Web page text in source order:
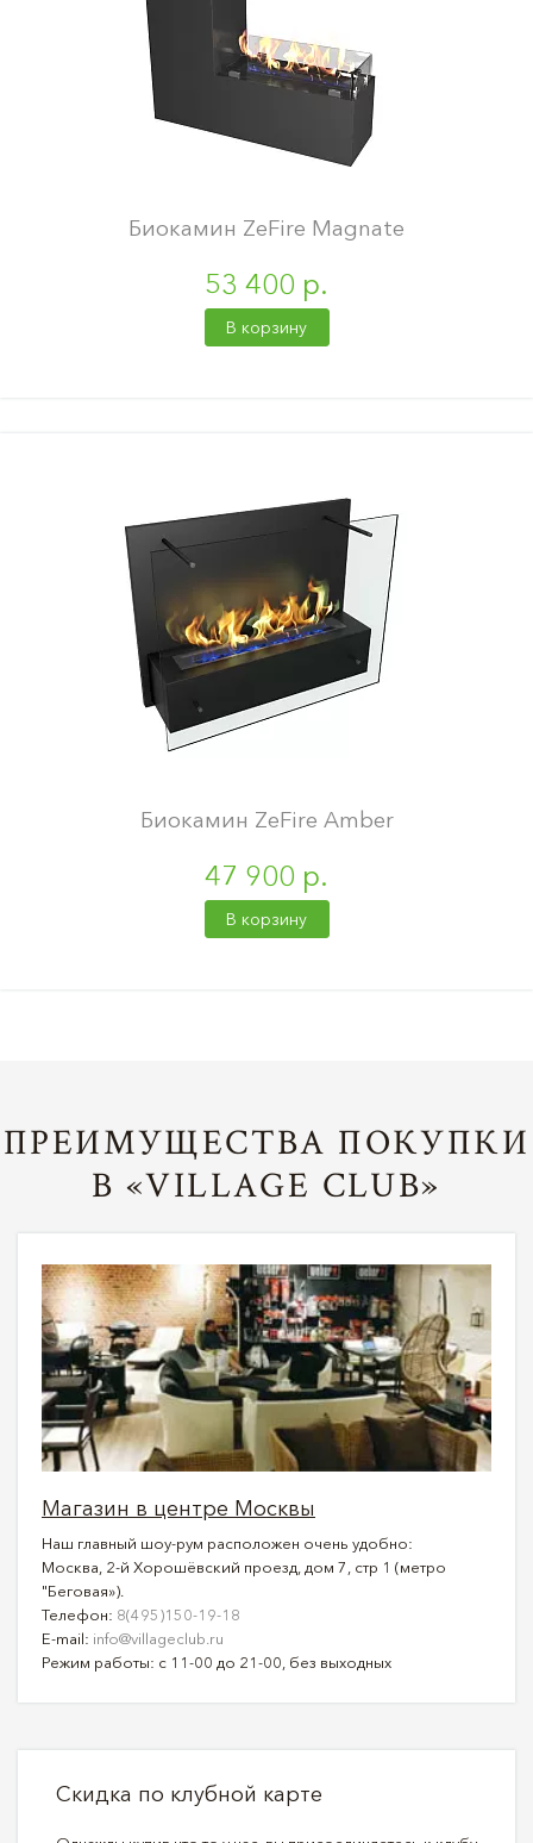
Биокамин ZeFire Magnate
53 400 р.
В корзину
Биокамин ZeFire Amber
47 900 р.
В корзину
ПРЕИМУЩЕСТВА ПОКУПКИ
В «VILLAGE CLUB»
Магазин в центре Москвы
Наш главный шоу-рум расположен очень удобно:
Москва, 2-й Хорошёвский проезд, дом 7, стр 1 (метро
"Беговая»).
Телефон: 8(495)150-19-18
E-mail: info@villageclub.ru
Режим работы: с 11-00 до 21-00, без выходных
Скидка по клубной карте